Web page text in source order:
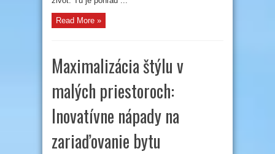
Read More »
Maximalizácia štýlu v
malých priestoroch:
Inovatívne nápady na
zariaďovanie bytu